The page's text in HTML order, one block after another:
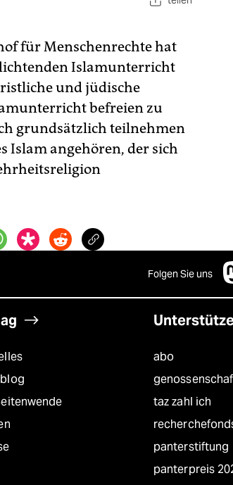
für Menschenrechte hat
Islamunterricht
und jüdische
befreien zu
grundsätzlich teilnehmen
Islam angehören, der sich
Folgen Sie uns
abo
taz zahl ich
panterstiftung
panterpreis